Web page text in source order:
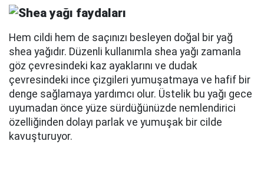
Hem cildi hem de saçınızı besleyen doğal bir yağ
shea yağıdır. Düzenli kullanımla shea yağı zamanla
göz çevresindeki kaz ayaklarını ve dudak
çevresindeki ince çizgileri yumuşatmaya ve hafif bir
denge sağlamaya yardımcı olur. Üstelik bu yağı gece
uyumadan önce yüze sürdüğünüzde nemlendirici
özelliğinden dolayı parlak ve yumuşak bir cilde
kavuşturuyor.